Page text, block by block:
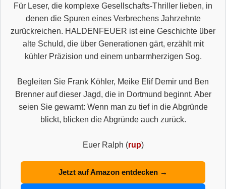
Für Leser, die komplexe Gesellschafts-Thriller lieben, in
denen die Spuren eines Verbrechens Jahrzehnte
zurückreichen. HALDENFEUER ist eine Geschichte über
alte Schuld, die über Generationen gärt, erzählt mit
kühler Präzision und einem unbarmherzigen Sog.
Begleiten Sie Frank Köhler, Meike Elif Demir und Ben
Brenner auf dieser Jagd, die in Dortmund beginnt. Aber
seien Sie gewarnt: Wenn man zu tief in die Abgründe
blickt, blicken die Abgründe auch zurück.
Euer Ralph (rup)
Jetzt auf Amazon entdecken →